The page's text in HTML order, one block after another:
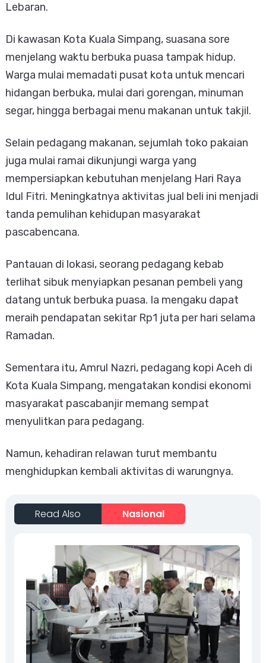
Lebaran.
Di kawasan Kota Kuala Simpang, suasana sore
menjelang waktu berbuka puasa tampak hidup.
Warga mulai memadati pusat kota untuk mencari
hidangan berbuka, mulai dari gorengan, minuman
segar, hingga berbagai menu makanan untuk takjil.
Selain pedagang makanan, sejumlah toko pakaian
juga mulai ramai dikunjungi warga yang
mempersiapkan kebutuhan menjelang Hari Raya
Idul Fitri. Meningkatnya aktivitas jual beli ini menjadi
tanda pemulihan kehidupan masyarakat
pascabencana.
Pantauan di lokasi, seorang pedagang kebab
terlihat sibuk menyiapkan pesanan pembeli yang
datang untuk berbuka puasa. Ia mengaku dapat
meraih pendapatan sekitar Rp1 juta per hari selama
Ramadan.
Sementara itu, Amrul Nazri, pedagang kopi Aceh di
Kota Kuala Simpang, mengatakan kondisi ekonomi
masyarakat pascabanjir memang sempat
menyulitkan para pedagang.
Namun, kehadiran relawan turut membantu
menghidupkan kembali aktivitas di warungnya.
Read Also Nasional